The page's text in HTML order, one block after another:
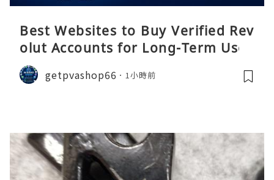
Best Websites to Buy Verified Rev
olut Accounts for Long-Term Use
getpvashop66 1小時前